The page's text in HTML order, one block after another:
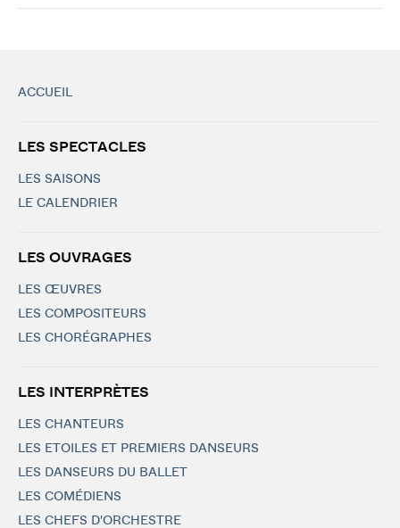
ACCUEIL
LES SPECTACLES
LES SAISONS
LE CALENDRIER
LES OUVRAGES
LES ŒUVRES
LES COMPOSITEURS
LES CHORÉGRAPHES
LES INTERPRÈTES
LES CHANTEURS
LES ETOILES ET PREMIERS DANSEURS
LES DANSEURS DU BALLET
LES COMÉDIENS
LES CHEFS D'ORCHESTRE